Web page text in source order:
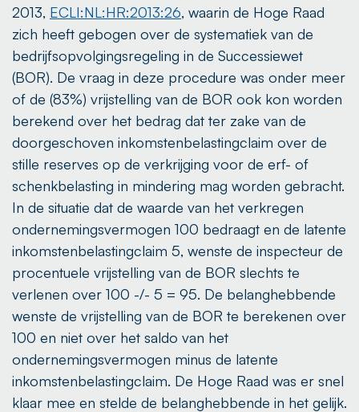
2013, ECLI:NL:HR:2013:26, waarin de Hoge Raad
zich heeft gebogen over de systematiek van de
bedrijfsopvolgingsregeling in de Successiewet
(BOR). De vraag in deze procedure was onder meer
of de (83%) vrijstelling van de BOR ook kon worden
berekend over het bedrag dat ter zake van de
doorgeschoven inkomstenbelastingclaim over de
stille reserves op de verkrijging voor de erf- of
schenkbelasting in mindering mag worden gebracht.
In de situatie dat de waarde van het verkregen
ondernemingsvermogen 100 bedraagt en de latente
inkomstenbelastingclaim 5, wenste de inspecteur de
procentuele vrijstelling van de BOR slechts te
verlenen over 100 -/- 5 = 95. De belanghebbende
wenste de vrijstelling van de BOR te berekenen over
100 en niet over het saldo van het
ondernemingsvermogen minus de latente
inkomstenbelastingclaim. De Hoge Raad was er snel
klaar mee en stelde de belanghebbende in het gelijk.